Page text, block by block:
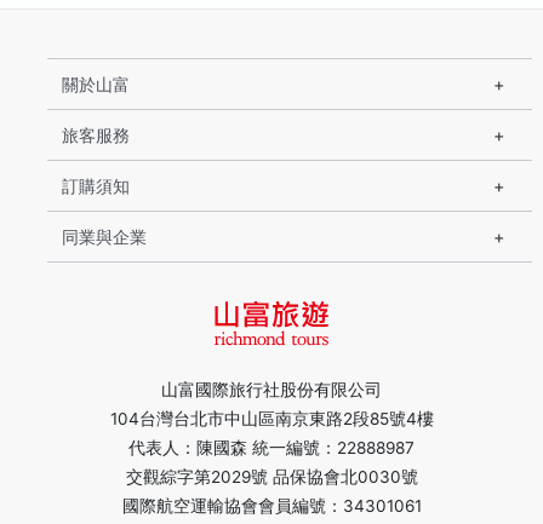
山富國際旅行社股份有限公司
104台灣台北市中山區南京東路2段85號4樓
代表人：陳國森 統一編號：22888987
交觀綜字第2029號 品保協會北0030號
國際航空運輸協會會員編號：34301061
關於山富
旅客服務
訂購須知
同業與企業